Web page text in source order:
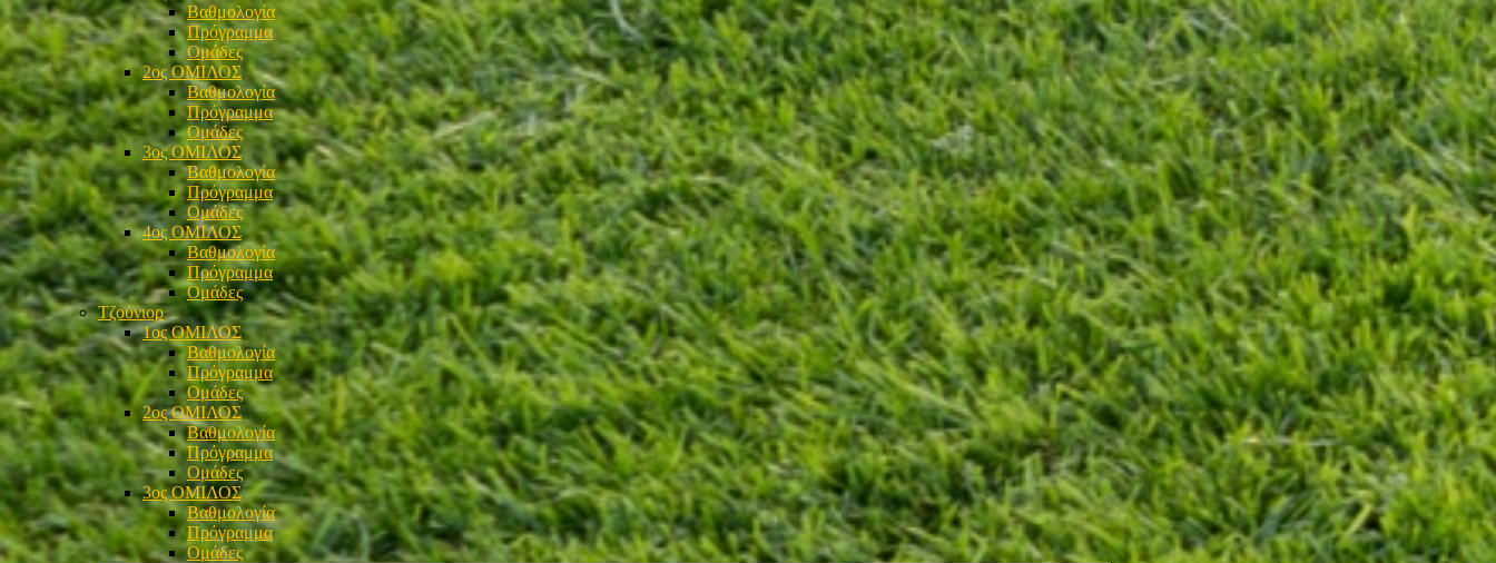
Βαθμολογία
Πρόγραμμα
Ομάδες
2ος ΟΜΙΛΟΣ
Βαθμολογία
Πρόγραμμα
Ομάδες
3ος ΟΜΙΛΟΣ
Βαθμολογία
Πρόγραμμα
Ομάδες
4ος ΟΜΙΛΟΣ
Βαθμολογία
Πρόγραμμα
Ομάδες
Τζούνιορ
1ος ΟΜΙΛΟΣ
Βαθμολογία
Πρόγραμμα
Ομάδες
2ος ΟΜΙΛΟΣ
Βαθμολογία
Πρόγραμμα
Ομάδες
3ος ΟΜΙΛΟΣ
Βαθμολογία
Πρόγραμμα
Ομάδες